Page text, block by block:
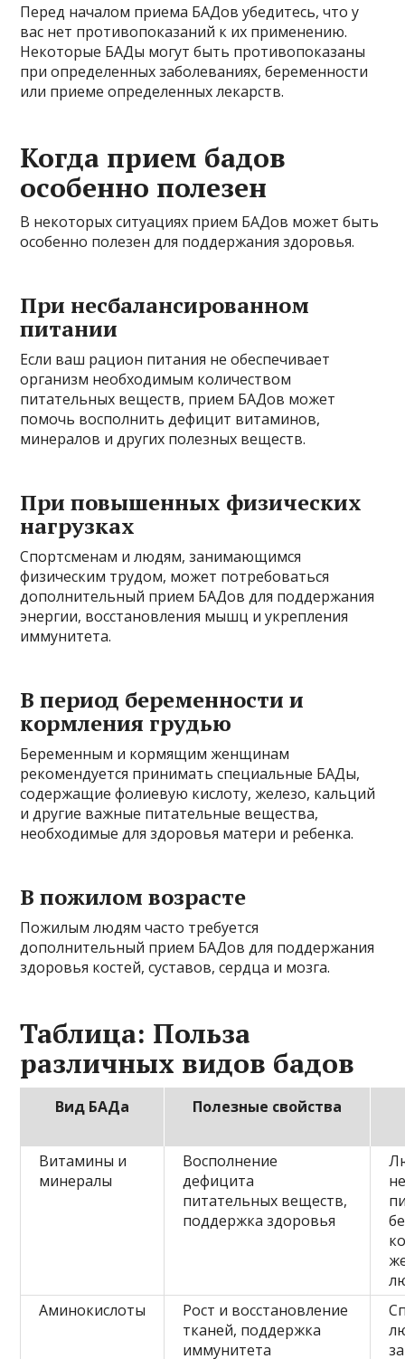
Перед началом приема БАДов убедитесь, что у
вас нет противопоказаний к их применению.
Некоторые БАДы могут быть противопоказаны
при определенных заболеваниях, беременности
или приеме определенных лекарств.
Когда прием бадов
особенно полезен
В некоторых ситуациях прием БАДов может быть
особенно полезен для поддержания здоровья.
При несбалансированном
питании
Если ваш рацион питания не обеспечивает
организм необходимым количеством
питательных веществ, прием БАДов может
помочь восполнить дефицит витаминов,
минералов и других полезных веществ.
При повышенных физических
нагрузках
Спортсменам и людям, занимающимся
физическим трудом, может потребоваться
дополнительный прием БАДов для поддержания
энергии, восстановления мышц и укрепления
иммунитета.
В период беременности и
кормления грудью
Беременным и кормящим женщинам
рекомендуется принимать специальные БАДы,
содержащие фолиевую кислоту, железо, кальций
и другие важные питательные вещества,
необходимые для здоровья матери и ребенка.
В пожилом возрасте
Пожилым людям часто требуется
дополнительный прием БАДов для поддержания
здоровья костей, суставов, сердца и мозга.
Таблица: Польза
различных видов бадов
Вид БАДа Полезные свойства
Витамины и
минералы
Восполнение
дефицита
питательных веществ,
поддержка здоровья
Аминокислоты
Рост и восстановление
тканей, поддержка
иммунитета